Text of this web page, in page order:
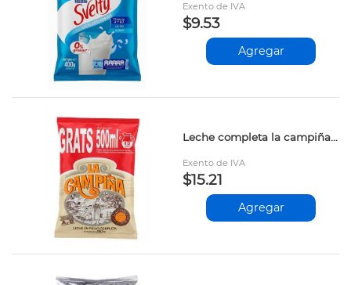
Exento de IVA
$9.53
Agregar
Leche completa la campiña 862gr
Exento de IVA
$15.21
Agregar